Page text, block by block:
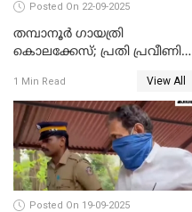
Posted On 22-09-2025
തമ്പാനൂര്‍ ഗായത്രി
കൊലക്കേസ്; പ്രതി പ്രവീണിന്
ലക്ഷം രൂപ പിഴയും
1 Min Read View All
Posted On 19-09-2025